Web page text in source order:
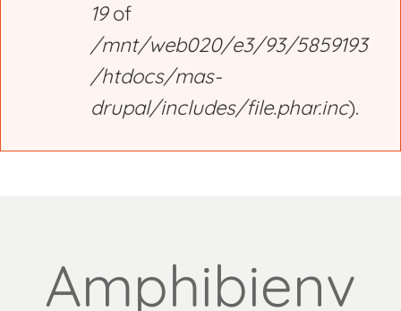
19of
/mnt/web020/e3/93/5859193
/htdocs/mas-
drupal/includes/file.phar.inc).
Amphibienv